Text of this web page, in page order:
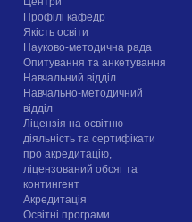
Профілі кафедр
Якість освіти
Науково-методична рада
Опитування та анкетування
Навчальний відділ
Навчально-методичний
відділ
Ліцензія на освітню
діяльність та сертифікати
про акредитацію,
ліцензований обсяг та
контингент
Акредитація
Освітні програми